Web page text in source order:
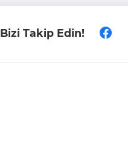
Bizi Takip Edin!